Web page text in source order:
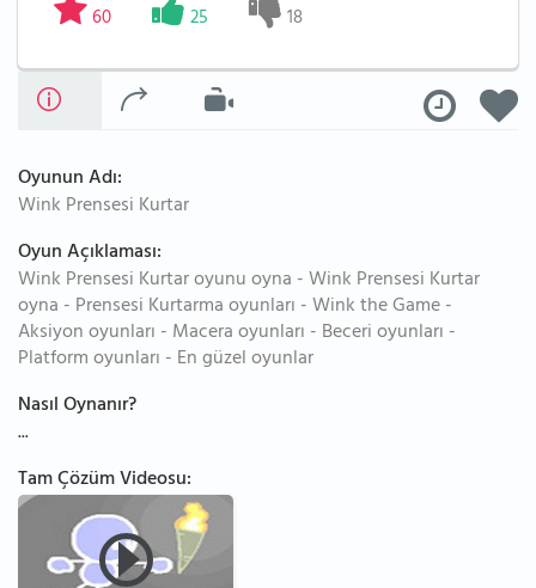
60 25 18
Oyunun Adı:
Wink Prensesi Kurtar
Oyun Açıklaması:
Wink Prensesi Kurtar oyunu oyna - Wink Prensesi Kurtar
oyna - Prensesi Kurtarma oyunları - Wink the Game -
Aksiyon oyunları - Macera oyunları - Beceri oyunları -
Platform oyunları - En güzel oyunlar
Nasıl Oynanır?
...
Tam Çözüm Videosu: